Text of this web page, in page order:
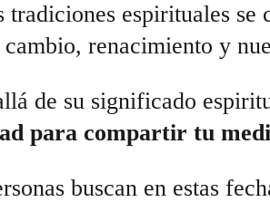
tradiciones espirituales se
cambio, renacimiento y
de su significado
para compartir tu
buscan en estas